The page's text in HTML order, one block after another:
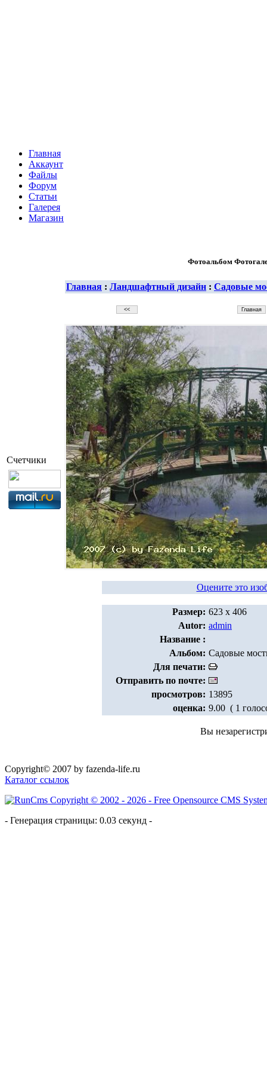
Главная
Аккаунт
Файлы
Форум
Статьи
Галерея
Магазин
Счетчики
Фотоальбом
Главная : Ландшафтный дизайн : Садовые
Оцените это
Размер: 623 x 406
Autor: admin
Название :
Альбом: Садовые
Для печати:
Отправить по почте:
просмотров: 13895
оценка: 9.00 ( 1
Вы
Copyright© 2007 by fazenda-life.ru
Каталог ссылок
- Генерация страницы: 0.03 секунд -